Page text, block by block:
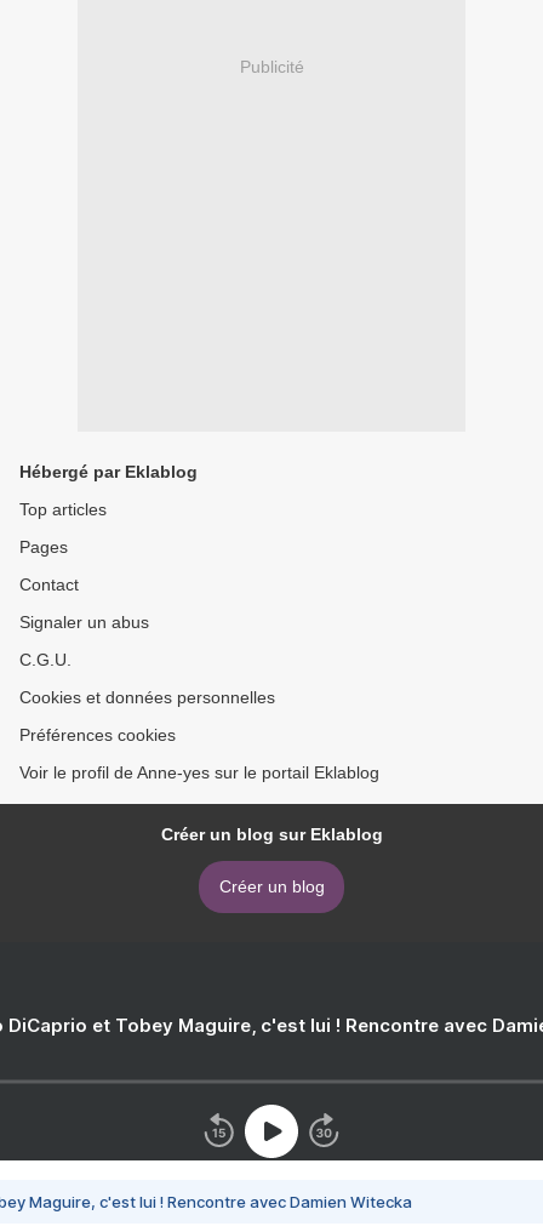
Publicité
Hébergé par Eklablog
Top articles
Pages
Contact
Signaler un abus
C.G.U.
Cookies et données personnelles
Préférences cookies
Voir le profil de Anne-yes sur le portail Eklablog
Créer un blog sur Eklablog
Créer un blog
DiCaprio et Tobey Maguire, c'est lui ! Rencontre avec
Maguire, c'est lui ! Rencontre avec Damien Witecka